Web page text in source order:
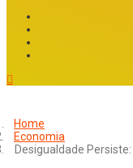
Home
Economia
Desigualdade